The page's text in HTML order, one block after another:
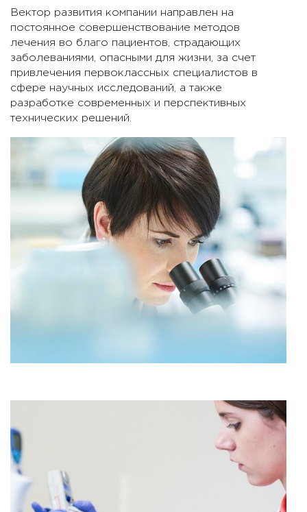
Вектор развития компании направлен на
постоянное совершенствование методов
лечения во благо пациентов, страдающих
заболеваниями, опасными для жизни, за счет
привлечения первоклассных специалистов в
сфере научных исследований, а также
разработке современных и перспективных
технических решений.